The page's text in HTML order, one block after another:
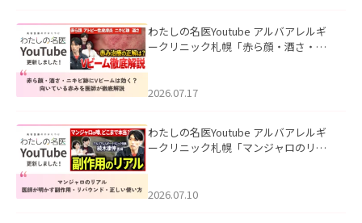
わたしの名医Youtube アルバアレルギ
ークリニック札幌「赤ら顔・酒さ・ニ
した。
2026.07.17
わたしの名医Youtube アルバアレルギ
ークリニック札幌「マンジャロのリア
た。
2026.07.10